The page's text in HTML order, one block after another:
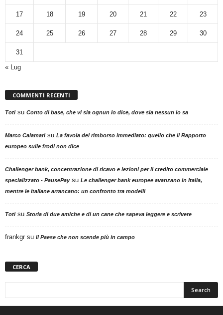
17 18 19 20 21 22 23
24 25 26 27 28 29 30
31
« Lug
COMMENTI RECENTI
Totisu Conto di base, che vi sia ognun lo dice, dove sia nessun lo sa
Marco Calamarisu La favola del rimborso immediato: quello che il Rapporto
europeo sulle frodi non dice
Challenger bank, concentrazione di ricavo e lezioni per il credito commerciale
specializzato - PausePaysu Le challenger bank europee avanzano in Italia,
mentre le italiane arrancano: un confronto tra modelli
Totisu Storia di due amiche e di un cane che sapeva leggere e scrivere
frankgr su Il Paese che non scende più in campo
CERCA